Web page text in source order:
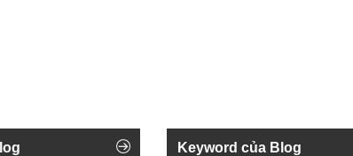
Keyword của Blog